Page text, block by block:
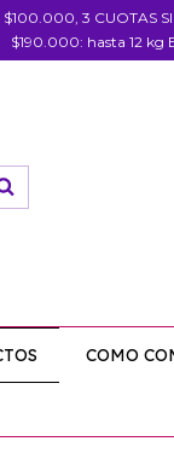
$100.000, 3 CUOTAS
$190.000: hasta 12 kg
COMO